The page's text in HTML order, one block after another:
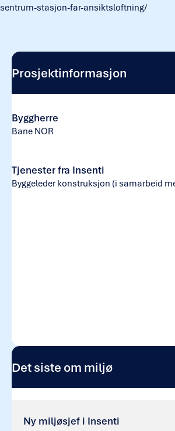
sentrum-stasjon-far-ansiktsloftning/
Prosjektinformasjon
Byggherre
Bane NOR
Tjenester fra Insenti
Byggeleder konstruksjon (i samarbeid
Det siste om miljø
Ny miljøsjef i Insenti